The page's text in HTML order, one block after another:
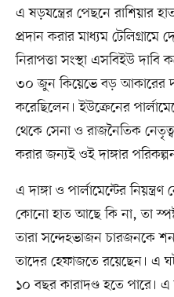
এ ষড়যন্ত্রের পেছনে রাশিয়ার
প্রদান করার মাধ্যম
নিরাপত্তা সংস্থা এসবিইউ
৩০ জুন কিয়েভে বড় আকারের
করেছিলেন। ইউক্রেনের
থেকে সেনা ও রাজনৈতিক
করার জন্যই ওই দাঙ্গার
এ দাঙ্গা ও পার্লামেন্টের
কোনো হাত আছে কি না, তা
তারা সন্দেহভাজন চারজনকে
তাদের হেফাজতে রয়েছেন। এ
১০ বছর কারাদণ্ড হতে পারে। এ